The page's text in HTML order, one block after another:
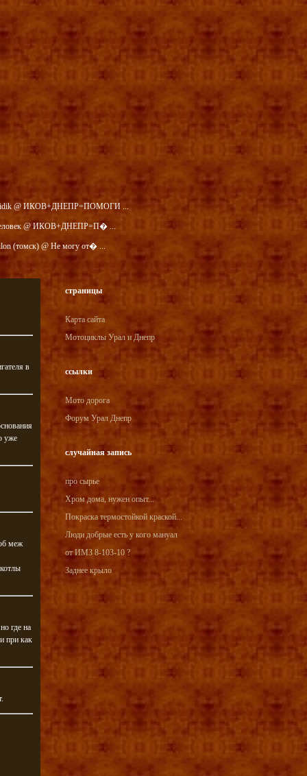
@ ИКОВ+ДНЕПР=ПОМОГИ ...
@ ИКОВ+ДНЕПР=П� ...
(томск) @ Не могу от� ...
в
уже
меж
где на
при как
страницы
Карта сайта
Мотоциклы Урал и Днепр
ссылки
Мото дорога
Форум Урал Днепр
случайная запись
про сырье
Хром дома, нужен опыт...
Покраска термостойкой краской...
Люди добрые есть у кого мануал
от ИМЗ 8-103-10 ?
Заднее крыло